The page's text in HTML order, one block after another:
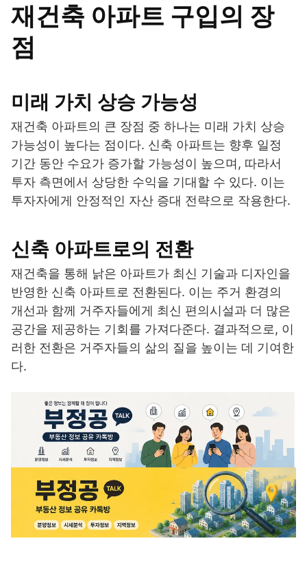
재건축 아파트 구입의 장
점
미래 가치 상승 가능성
재건축 아파트의 큰 장점 중 하나는 미래 가치 상승
가능성이 높다는 점이다. 신축 아파트는 향후 일정
기간 동안 수요가 증가할 가능성이 높으며, 따라서
투자 측면에서 상당한 수익을 기대할 수 있다. 이는
투자자에게 안정적인 자산 증대 전략으로 작용한다.
신축 아파트로의 전환
재건축을 통해 낡은 아파트가 최신 기술과 디자인을
반영한 신축 아파트로 전환된다. 이는 주거 환경의
개선과 함께 거주자들에게 최신 편의시설과 더 많은
공간을 제공하는 기회를 가져다준다. 결과적으로, 이
러한 전환은 거주자들의 삶의 질을 높이는 데 기여한
다.